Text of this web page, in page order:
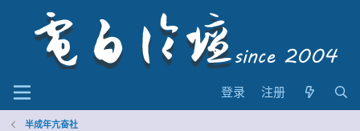
登录 注册
半成年亢奋社